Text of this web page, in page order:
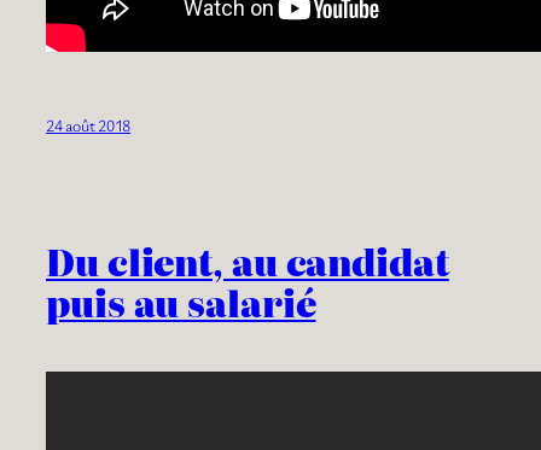
24 août 2018
Du client, au candidat
puis au salarié